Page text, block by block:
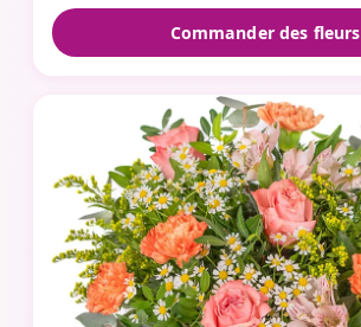
Commander des fleurs